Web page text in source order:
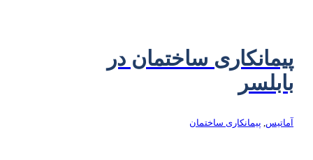
پیمانکاری ساختمان در
بابلسر
آماتیس پیمانکاری ساختمان